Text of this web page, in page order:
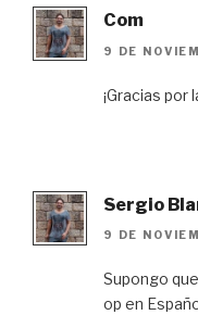
Com
9 DE
¡Gracias por
Sergio
9 DE
Supongo
op en